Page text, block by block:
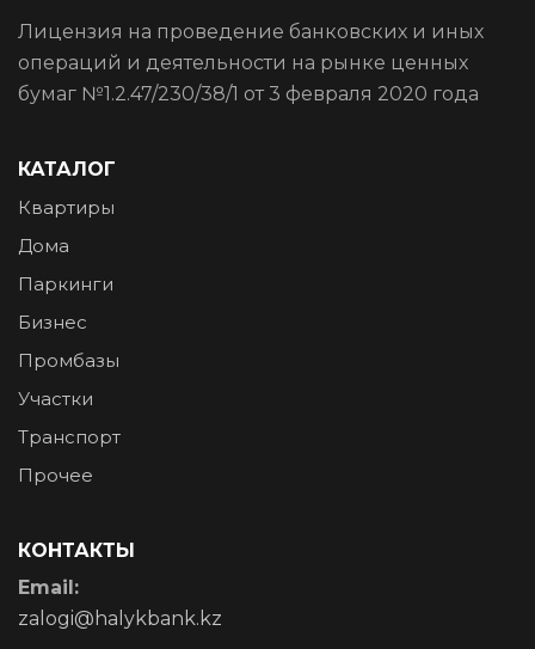
Лицензия на проведение банковских и иных
операций и деятельности на рынке ценных
бумаг №1.2.47/230/38/1 от 3 февраля 2020 года
КАТАЛОГ
Квартиры
Дома
Паркинги
Бизнес
Промбазы
Участки
Транспорт
Прочее
КОНТАКТЫ
Email:
zalogi@halykbank.kz